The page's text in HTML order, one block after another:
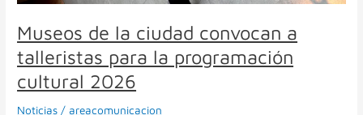
Museos de la ciudad convocan a
talleristas para la programación
cultural 2026
Noticias / areacomunicacion